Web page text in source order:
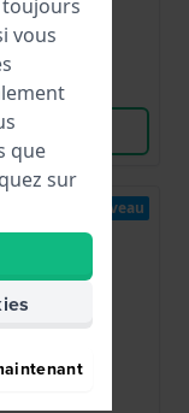
● En stock
Comparer
les produits
Nouveau
vous
que
sur